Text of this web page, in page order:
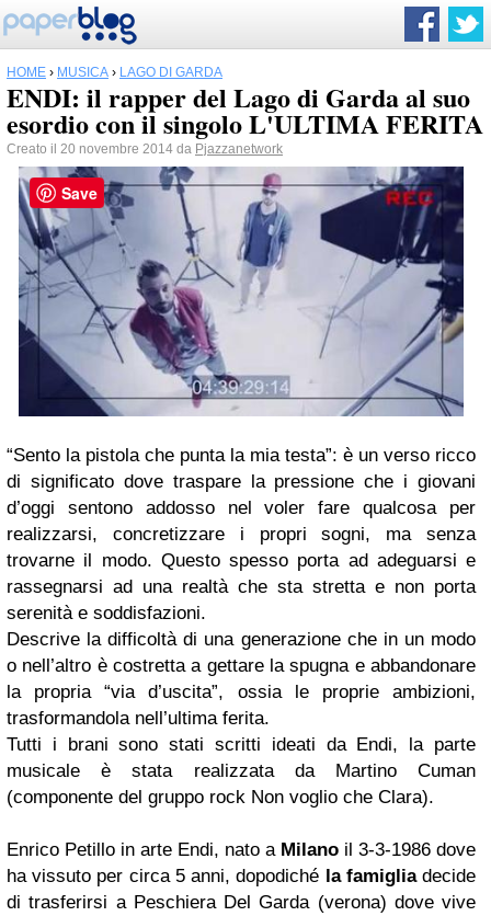
HOME › MUSICA › LAGO DI GARDA
ENDI: il rapper del Lago di Garda al suo
esordio con il singolo L'ULTIMA FERITA
Creato il 20 novembre 2014 da Pjazzanetwork
“Sento la pistola che punta la mia testa”: è un verso ricco
di significato dove traspare la pressione che i giovani
d’oggi sentono addosso nel voler fare qualcosa per
realizzarsi, concretizzare i propri sogni, ma senza
trovarne il modo. Questo spesso porta ad adeguarsi e
rassegnarsi ad una realtà che sta stretta e non porta
serenità e soddisfazioni.
Descrive la difficoltà di una generazione che in un modo
o nell’altro è costretta a gettare la spugna e abbandonare
la propria “via d’uscita”, ossia le proprie ambizioni,
trasformandola nell’ultima ferita.
Tutti i brani sono stati scritti ideati da Endi, la parte
musicale è stata realizzata da Martino Cuman
(componente del gruppo rock Non voglio che Clara).
Enrico Petillo in arte Endi, nato a Milano il 3-3-1986 dove
ha vissuto per circa 5 anni, dopodiché la famigliadecide
di trasferirsi a Peschiera Del Garda (verona) dove vive
Save